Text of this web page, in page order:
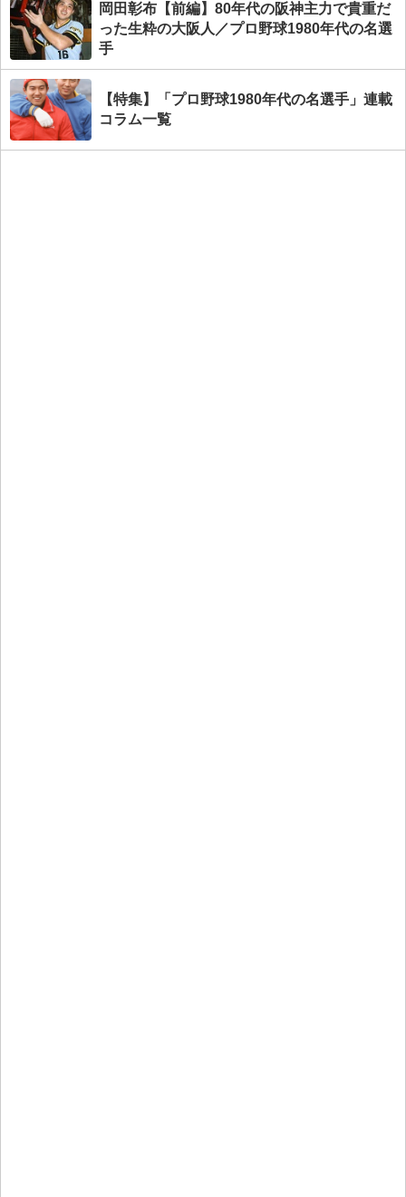
岡田彰布【前編】80年代の阪神主力で貴重だ
った生粋の大阪人／プロ野球1980年代の名選
手
【特集】「プロ野球1980年代の名選手」連載
コラム一覧